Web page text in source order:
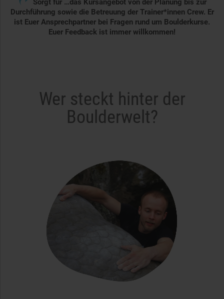
Sorgt für …das Kursangebot von der Planung bis zur
Durchführung sowie die Betreuung der Trainer*innen Crew. Er
ist Euer Ansprechpartner bei Fragen rund um Boulderkurse.
Euer Feedback ist immer willkommen!
Wer steckt hinter der
Boulderwelt?